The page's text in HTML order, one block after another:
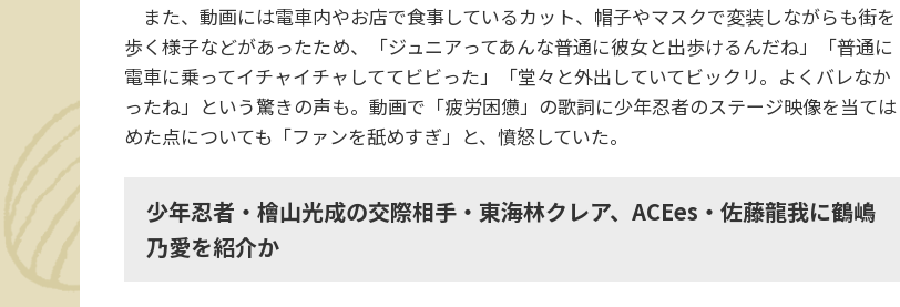
また、動画には電車内やお店で食事しているカット、帽子やマスクで変装しながらも街を
歩く様子などがあったため、「ジュニアってあんな普通に彼女と出歩けるんだね」「普通に
電車に乗ってイチャイチャしててビビった」「堂々と外出していてビックリ。よくバレなか
ったね」という驚きの声も。動画で「疲労困憊」の歌詞に少年忍者のステージ映像を当ては
めた点についても「ファンを舐めすぎ」と、憤怒していた。
少年忍者・檜山光成の交際相手・東海林クレア、ACEes・佐藤龍我に鶴嶋
乃愛を紹介か